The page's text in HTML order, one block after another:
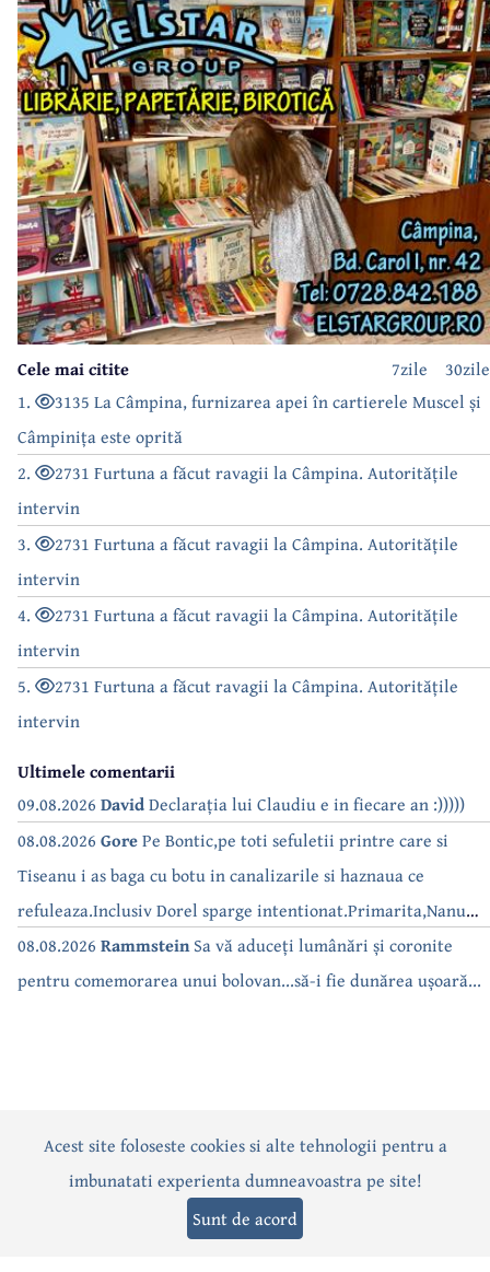
30zile
7zile
Cele mai citite
1.
3135 La Câmpina, furnizarea apei în cartierele Muscel și
Câmpinița este oprită
2.
2731 Furtuna a făcut ravagii la Câmpina. Autoritățile
intervin
3.
2731 Furtuna a făcut ravagii la Câmpina. Autoritățile
intervin
4.
2731 Furtuna a făcut ravagii la Câmpina. Autoritățile
intervin
5.
2731 Furtuna a făcut ravagii la Câmpina. Autoritățile
intervin
Ultimele comentarii
09.08.2026 DavidDeclarația lui Claudiu e in fiecare an :)))))
08.08.2026 GorePe Bontic,pe toti sefuletii printre care si
Tiseanu i as baga cu botu in canalizarile si haznaua ce
refuleaza.Inclusiv Dorel sparge intentionat.Primarita,Nanu
bea apa de la robinet.Asta as intreba o si pe Izabel Mitrea
08.08.2026 RammsteinSa vă aduceți lumânări și coronite
pentru comemorarea unui bolovan...să-i fie dunărea ușoară...
ActualitatePoliticăSocialEvenimentInterviuri
Editorial Sport Anunțuri
Acest site foloseste cookies si alte tehnologii pentru a
imbunatati experienta dumneavoastra pe site!
Sunt de acord